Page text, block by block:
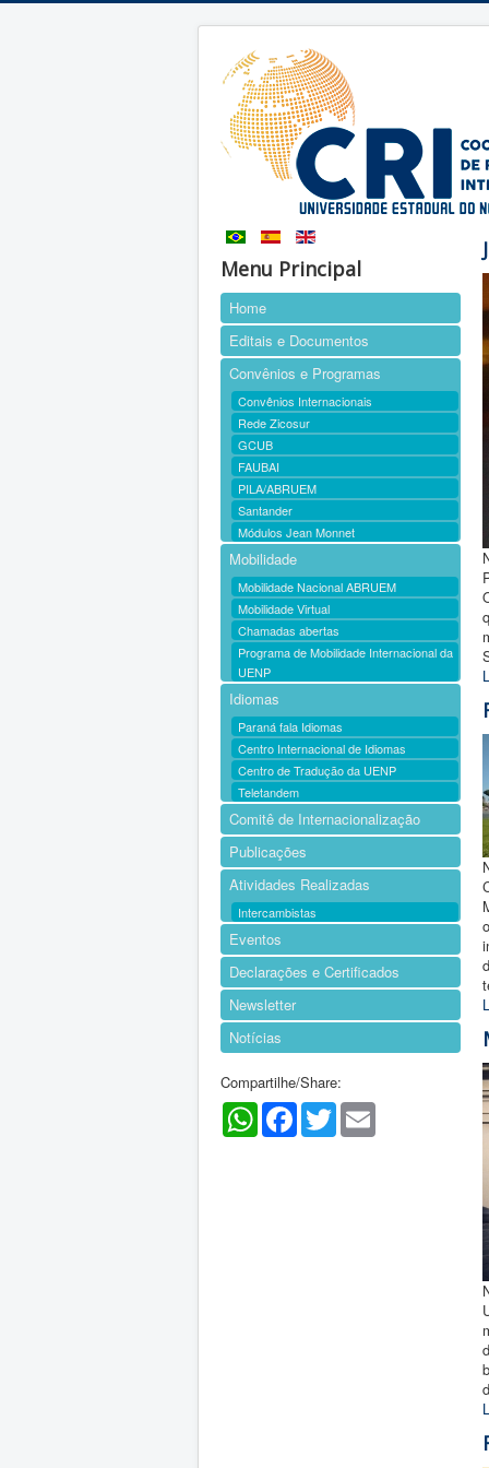
Menu Principal
Home
Editais e Documentos
Convênios e Programas
Convênios Internacionais
Rede Zicosur
GCUB
FAUBAI
PILA/ABRUEM
Santander
Módulos Jean Monnet
Mobilidade
Mobilidade Nacional ABRUEM
Mobilidade Virtual
Chamadas abertas
Programa de Mobilidade Internacional da
UENP
Idiomas
Paraná fala Idiomas
Centro Internacional de Idiomas
Centro de Tradução da UENP
Teletandem
Comitê de Internacionalização
Publicações
Atividades Realizadas
Intercambistas
Eventos
Declarações e Certificados
Newsletter
Notícias
Compartilhe/Share:
WhatsAppFacebookTwitter